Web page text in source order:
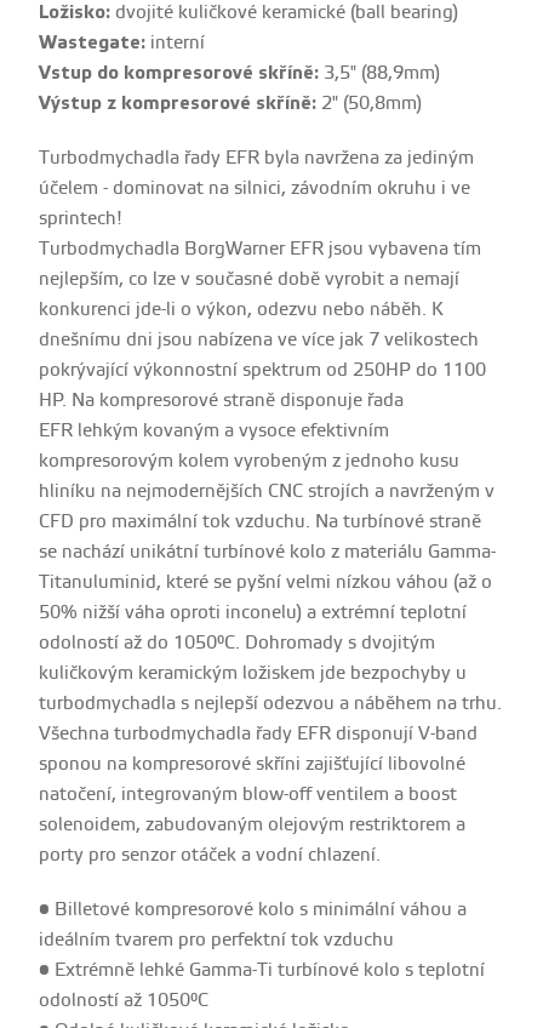
Ložisko: dvojité kuličkové keramické (ball bearing)
Wastegate: interní
Vstup do kompresorové skříně: 3,5" (88,9mm)
Výstup z kompresorové skříně: 2" (50,8mm)
Turbodmychadla řady EFR byla navržena za jediným
účelem - dominovat na silnici, závodním okruhu i ve
sprintech!
Turbodmychadla BorgWarner EFR jsou vybavena tím
nejlepším, co lze v současné době vyrobit a nemají
konkurenci jde-li o výkon, odezvu nebo náběh. K
dnešnímu dni jsou nabízena ve více jak 7 velikostech
pokrývající výkonnostní spektrum od 250HP do 1100
HP. Na kompresorové straně disponuje řada
EFR lehkým kovaným a vysoce efektivním
kompresorovým kolem vyrobeným z jednoho kusu
hliníku na nejmodernějších CNC strojích a navrženým v
CFD pro maximální tok vzduchu. Na turbínové straně
se nachází unikátní turbínové kolo z materiálu Gamma-
Titanuluminid, které se pyšní velmi nízkou váhou (až o
50% nižší váha oproti inconelu) a extrémní teplotní
odolností až do 1050°C. Dohromady s dvojitým
kuličkovým keramickým ložiskem jde bezpochyby u
turbodmychadla s nejlepší odezvou a náběhem na trhu.
Všechna turbodmychadla řady EFR disponují V-band
sponou na kompresorové skříni zajišťující libovolné
natočení, integrovaným blow-off ventilem a boost
solenoidem, zabudovaným olejovým restriktorem a
porty pro senzor otáček a vodní chlazení.
• Billetové kompresorové kolo s minimální váhou a
ideálním tvarem pro perfektní tok vzduchu
• Extrémně lehké Gamma-Ti turbínové kolo s teplotní
odolností až 1050°C